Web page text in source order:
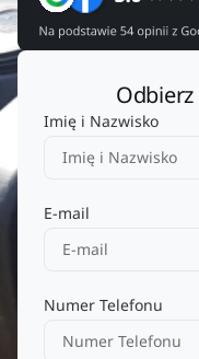
Odbierz
Imię i Nazwisko
E-mail
Numer Telefonu